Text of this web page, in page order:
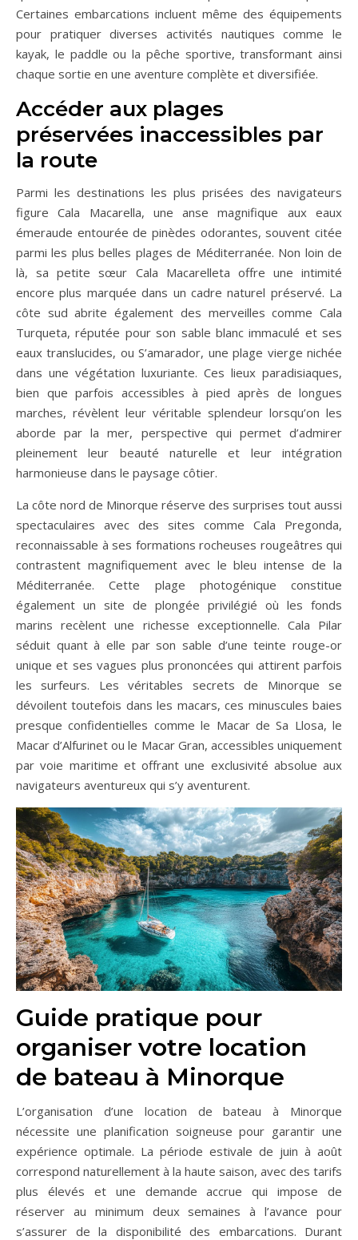
Certaines embarcations incluent même des équipements
pour pratiquer diverses activités nautiques comme le
kayak, le paddle ou la pêche sportive, transformant ainsi
chaque sortie en une aventure complète et diversifiée.
Accéder aux plages
préservées inaccessibles par
la route
Parmi les destinations les plus prisées des navigateurs
figure Cala Macarella, une anse magnifique aux eaux
émeraude entourée de pinèdes odorantes, souvent citée
parmi les plus belles plages de Méditerranée. Non loin de
là, sa petite sœur Cala Macarelleta offre une intimité
encore plus marquée dans un cadre naturel préservé. La
côte sud abrite également des merveilles comme Cala
Turqueta, réputée pour son sable blanc immaculé et ses
eaux translucides, ou S’amarador, une plage vierge nichée
dans une végétation luxuriante. Ces lieux paradisiaques,
bien que parfois accessibles à pied après de longues
marches, révèlent leur véritable splendeur lorsqu’on les
aborde par la mer, perspective qui permet d’admirer
pleinement leur beauté naturelle et leur intégration
harmonieuse dans le paysage côtier.
La côte nord de Minorque réserve des surprises tout aussi
spectaculaires avec des sites comme Cala Pregonda,
reconnaissable à ses formations rocheuses rougeâtres qui
contrastent magnifiquement avec le bleu intense de la
Méditerranée. Cette plage photogénique constitue
également un site de plongée privilégié où les fonds
marins recèlent une richesse exceptionnelle. Cala Pilar
séduit quant à elle par son sable d’une teinte rouge-or
unique et ses vagues plus prononcées qui attirent parfois
les surfeurs. Les véritables secrets de Minorque se
dévoilent toutefois dans les macars, ces minuscules baies
presque confidentielles comme le Macar de Sa Llosa, le
Macar d’Alfurinet ou le Macar Gran, accessibles uniquement
par voie maritime et offrant une exclusivité absolue aux
navigateurs aventureux qui s’y aventurent.
Guide pratique pour
organiser votre location
de bateau à Minorque
L’organisation d’une location de bateau à Minorque
nécessite une planification soigneuse pour garantir une
expérience optimale. La période estivale de juin à août
correspond naturellement à la haute saison, avec des tarifs
plus élevés et une demande accrue qui impose de
réserver au minimum deux semaines à l’avance pour
s’assurer de la disponibilité des embarcations. Durant